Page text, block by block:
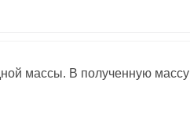
массы. В полученную массу